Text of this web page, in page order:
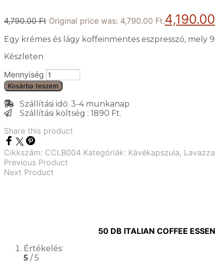
4,790.00Ft Original price was: 4,790.00 Ft.4,190.00
Egy krémes és lágy koffeinmentes eszpresszó, mely
Készleten
Mennyiség
Kosárba teszem
Szállítási idő: 3-4 munkanap
Szállítási költség : 1890 Ft.
Share this product
Cikkszám: CCLB004 Kategóriák: Kávékapszula,
Previous Product
Next Product
50 DB ITALIAN COFFEE
Értékelés:
5 / 5